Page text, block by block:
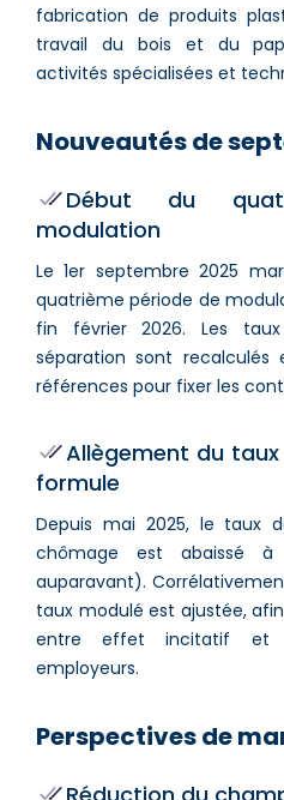
fabrication de produits
travail du bois et du
activités spécialisées et
Nouveautés de
Début du
modulation
Le 1er septembre 2025
quatrième période de
fin février 2026. Les
séparation sont recalculés
références pour fixer les
Allègement du
formule
Depuis mai 2025, le taux
chômage est abaissé
auparavant).
taux modulé est ajustée,
entre effet incitatif et
employeurs.
Perspectives de